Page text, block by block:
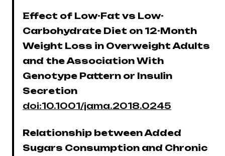
Effect of Low-Fat vs Low-
Carbohydrate Diet on 12-Month
Weight Loss in Overweight Adults
and the Association With
Genotype Pattern or Insulin
Secretion
doi:10.1001/jama.2018.0245
Relationship between Added
Sugars Consumption and Chronic